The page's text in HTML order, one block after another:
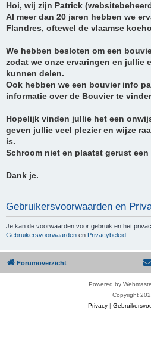
Hoi, wij zijn Patrick
Al meer dan 20 jaren hebben we
Flandres, oftewel de vlaamse
We hebben besloten om een
zodat we onze ervaringen en jullie
kunnen delen.
Ook hebben we een bouvier info
informatie over de Bouvier te
Hopelijk vinden jullie het een
geven jullie veel plezier en wijze
is.
Schroom niet en plaatst gerust een
Dank je.
Gebruikersvoorwaarden en
Je kan de voorwaarden voor gebruik en het
Gebruikersvoorwaarden en Privacybeleid
Forumoverzicht
Powered by
Copyright
Privacy |